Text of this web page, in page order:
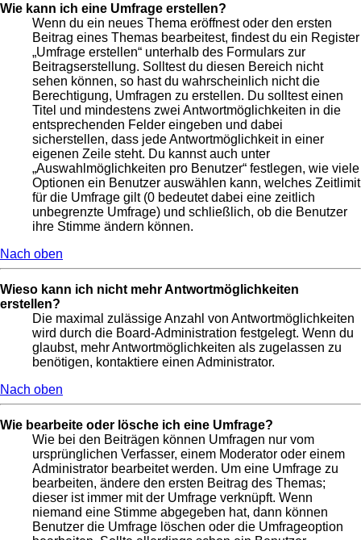
Wie kann ich eine Umfrage erstellen?
Wenn du ein neues Thema eröffnest oder den ersten
Beitrag eines Themas bearbeitest, findest du ein Register
„Umfrage erstellen“ unterhalb des Formulars zur
Beitragserstellung. Solltest du diesen Bereich nicht
sehen können, so hast du wahrscheinlich nicht die
Berechtigung, Umfragen zu erstellen. Du solltest einen
Titel und mindestens zwei Antwortmöglichkeiten in die
entsprechenden Felder eingeben und dabei
sicherstellen, dass jede Antwortmöglichkeit in einer
eigenen Zeile steht. Du kannst auch unter
„Auswahlmöglichkeiten pro Benutzer“ festlegen, wie viele
Optionen ein Benutzer auswählen kann, welches Zeitlimit
für die Umfrage gilt (0 bedeutet dabei eine zeitlich
unbegrenzte Umfrage) und schließlich, ob die Benutzer
ihre Stimme ändern können.
Nach oben
Wieso kann ich nicht mehr Antwortmöglichkeiten
erstellen?
Die maximal zulässige Anzahl von Antwortmöglichkeiten
wird durch die Board-Administration festgelegt. Wenn du
glaubst, mehr Antwortmöglichkeiten als zugelassen zu
benötigen, kontaktiere einen Administrator.
Nach oben
Wie bearbeite oder lösche ich eine Umfrage?
Wie bei den Beiträgen können Umfragen nur vom
ursprünglichen Verfasser, einem Moderator oder einem
Administrator bearbeitet werden. Um eine Umfrage zu
bearbeiten, ändere den ersten Beitrag des Themas;
dieser ist immer mit der Umfrage verknüpft. Wenn
niemand eine Stimme abgegeben hat, dann können
Benutzer die Umfrage löschen oder die Umfrageoption